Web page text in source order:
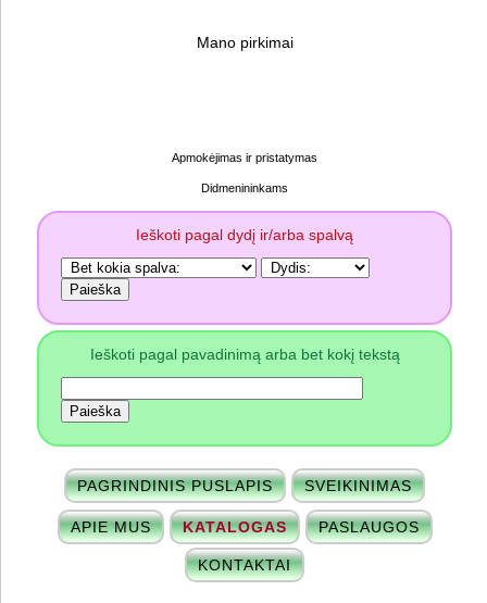
Mano pirkimai
Apmokėjimas ir pristatymas
Didmenininkams
Ieškoti pagal dydį ir/arba spalvą
Ieškoti pagal pavadinimą arba bet kokį tekstą
PAGRINDINIS PUSLAPIS SVEIKINIMAS
APIE MUS KATALOGAS PASLAUGOS
KONTAKTAI